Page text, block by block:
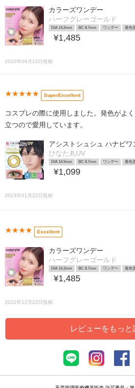
カラーズワンデー
ハーフグレーゴールド
DIA 14.2mm BC 8.7mm ワンデー 着色
¥1,485
2022年09月12日投稿
★★★★★ SuperExcellent
コスプレの際に使用しました。発色がよ
立つので愛用しています。
アシストシュシュ ハナビワ
ひなた丸UV
DIA 14.5mm BC 8.7mm ワンデー 着色
¥1,099
2023年01月22日投稿
★★★★ Excellent
カラーズワンデー
ハーフグレーゴールド
DIA 14.2mm BC 8.7mm ワンデー 着色
¥1,485
2022年12月22日投稿
レビューをもっと